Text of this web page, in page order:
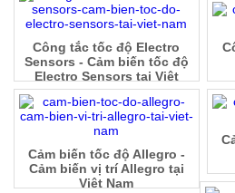
Công tắc tốc độ Electro
Sensors - Cảm biến tốc độ
Electro Sensors tại Việt
Nam
Cảm biến tốc độ Allegro -
Cảm biến vị trí Allegro tại
Việt Nam